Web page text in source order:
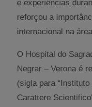
e experiências
reforçou a
internacional na
O Hospital do
Negrar – Verona é
(sigla para
Carattere